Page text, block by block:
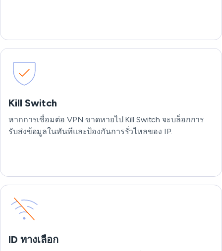
Kill Switch
หากการเชื่อมต่อ VPN ขาดหายไป Kill Switch จะบล็อกการ
รับส่งข้อมูลในทันทีและป้องกันการรั่วไหลของ IP.
ID ทางเลือก